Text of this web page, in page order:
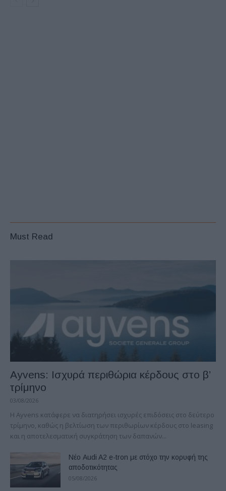
Must Read
Ayvens: Iσχυρά περιθώρια κέρδους στο β’
τρίμηνο
03/08/2026
Η Ayvens κατάφερε να διατηρήσει ισχυρές επιδόσεις στο δεύτερο
τρίμηνο, καθώς η βελτίωση των περιθωρίων κέρδους στο leasing
και η αποτελεσματική συγκράτηση των δαπανών...
Νέο Audi A2 e-tron με στόχο την κορυφή της
αποδοτικότητας
05/08/2026